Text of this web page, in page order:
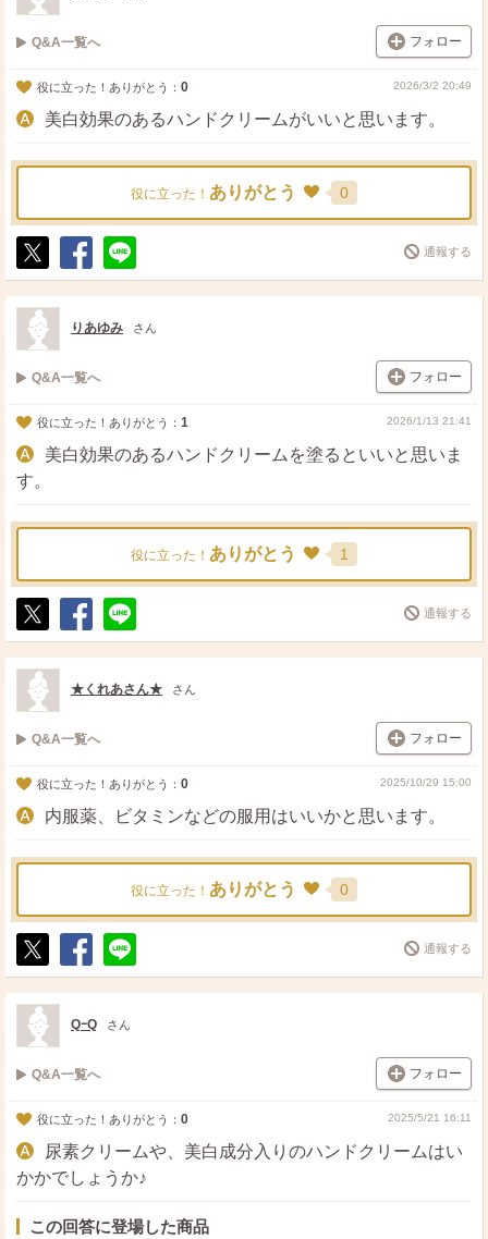
Q&A一覧へ フォロー
役に立った！ありがとう： 0 2026/3/2 20:49
美白効果のあるハンドクリームがいいと思います。
役に立った！ ありがとう 0
ポ
ス
ト
シ
ェ
送
る
通報する
りあゆみ さん
Q&A一覧へ フォロー
役に立った！ありがとう： 1 2026/1/13 21:41
美白効果のあるハンドクリームを塗るといいと思いま
す。
役に立った！ ありがとう 1
ポ
ス
ト
シ
ェ
送
る
通報する
★くれあさん★ さん
Q&A一覧へ フォロー
役に立った！ありがとう： 0 2025/10/29 15:00
内服薬、ビタミンなどの服用はいいかと思います。
役に立った！ ありがとう 0
ポ
ス
ト
シ
ェ
送
る
通報する
QｰQ さん
Q&A一覧へ フォロー
役に立った！ありがとう： 0 2025/5/21 16:11
尿素クリームや、美白成分入りのハンドクリームはい
かかでしょうか♪
この回答に登場した商品